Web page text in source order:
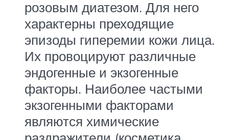
розовым диатезом. Для него
характерны преходящие
эпизоды гиперемии кожи лица.
Их провоцируют различные
эндогенные и экзогенные
факторы. Наиболее частыми
экзогенными факторами
являются химические